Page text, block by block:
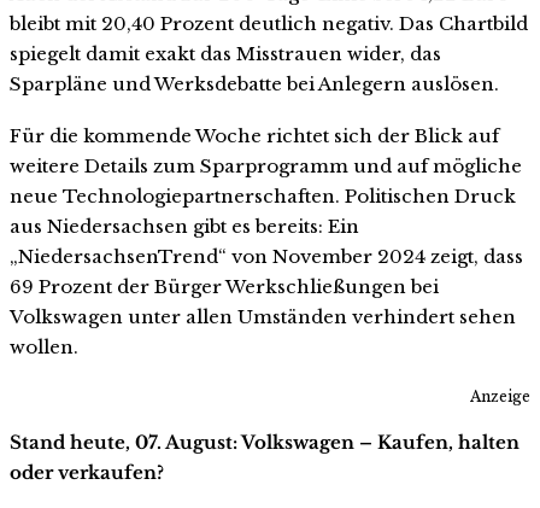
bleibt mit 20,40 Prozent deutlich negativ. Das Chartbild
spiegelt damit exakt das Misstrauen wider, das
Sparpläne und Werksdebatte bei Anlegern auslösen.
Für die kommende Woche richtet sich der Blick auf
weitere Details zum Sparprogramm und auf mögliche
neue Technologiepartnerschaften. Politischen Druck
aus Niedersachsen gibt es bereits: Ein
„NiedersachsenTrend“ von November 2024 zeigt, dass
69 Prozent der Bürger Werkschließungen bei
Volkswagen unter allen Umständen verhindert sehen
wollen.
Anzeige
Stand heute, 07. August: Volkswagen – Kaufen, halten
oder verkaufen?